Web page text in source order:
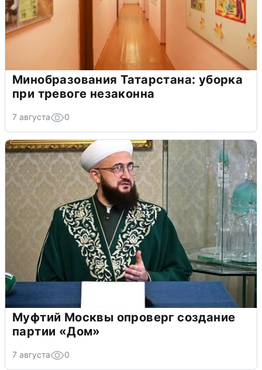
Минобразования Татарстана: уборка
при тревоге незаконна
7 августа 0
Муфтий Москвы опроверг создание
партии «Дом»
7 августа 0